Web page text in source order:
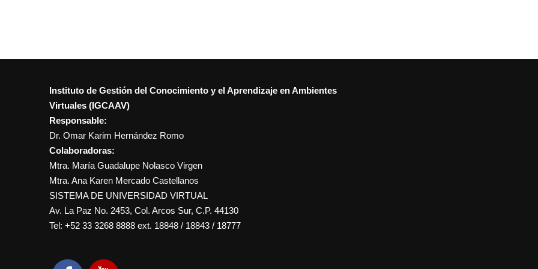
Instituto de Gestión del Conocimiento y el Aprendizaje en Ambientes
Virtuales (IGCAAV)
Responsable:
Dr. Omar Karim Hernández Romo
Colaboradoras:
Mtra. María Guadalupe Nolasco Virgen
Mtra. Ana Karen Mercado Castellanos
SISTEMA DE UNIVERSIDAD VIRTUAL
Av. La Paz No. 2453, Col. Arcos Sur, C.P. 44130
Tel: +52 33 3268 8888‏ ext. 18848 / 18843 / 18777